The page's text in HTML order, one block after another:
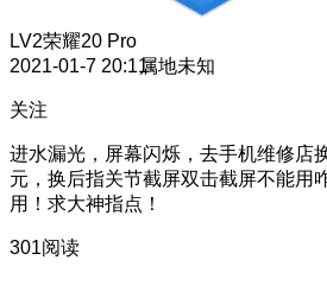
LV2荣耀20 Pro
2021-01-7 20:11属地未知
关注
进水漏光，屏幕闪烁，去手机维修店
元，换后指关节截屏双击截屏不能用
用！求大神指点！
301阅读